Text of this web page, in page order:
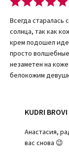
Обеспечиваю
признаков
лучей.
Комплекс всех
но и максимально
Кроме того, крем
Применять
капель крема и
подстроится под
Всегда
солнца, так как
крем подошел
просто
незаметен на
белокожим
KUDRI BROVI
Анастасия,
вас снова 😉